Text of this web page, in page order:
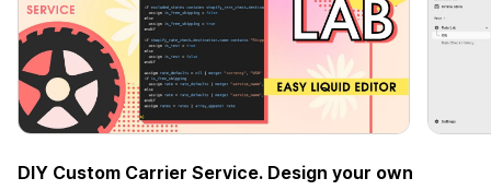
DIY Custom Carrier Service. Design your own